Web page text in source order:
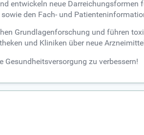
entwickeln neue Darreichungsformen
den Fach- und
Grundlagenforschung und führen
und Kliniken über neue
Gesundheitsversorgung zu verbessern!